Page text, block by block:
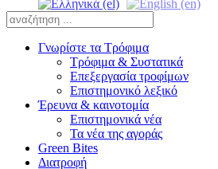
Γνωρίστε τα Τρόφιμα
Τρόφιμα & Συστατικά
Επεξεργασία τροφίμων
Επιστημονικό λεξικό
Έρευνα & καινοτομία
Επιστημονικά νέα
Τα νέα της αγοράς
Green Bites
Διατροφή